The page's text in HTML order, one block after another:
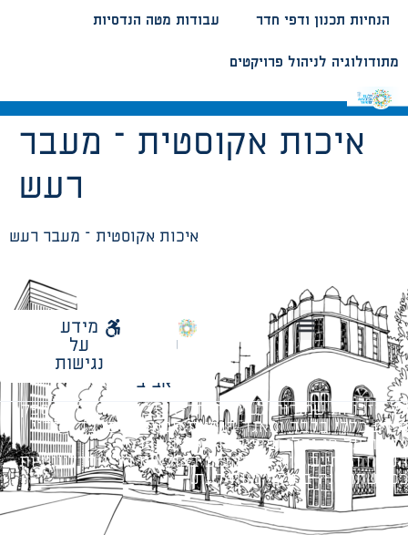
עבודות מטה הנדסיות הנחיות תכנון ודפי חדר
מתודולוגיה לניהול פרויקטים
איכות אקוסטית – מעבר
רעש
איכות אקוסטית – מעבר רעש
עיריית
אביב
מידע
על
נגישות
כל הזכויות שמורות לעיריית תל-אביב-יפו. האתר מספק
מידע כללי בלבד ומאגד הנחיות תכנוניות בלבד למבני
ציבור על פי נהלי עיריית תל אביב-יפו.
הנוסח המחייב הוא זה הקבוע בהוראות הדין הרלוונטיות
כפי שתהיינה בתוקף מעת לעת.